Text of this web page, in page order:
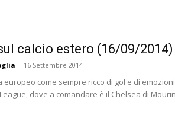
calcio estero (16/09/2014)
- 16 Settembre 2014
europeo come sempre ricco di gol e di
dove a comandare è il Chelsea di